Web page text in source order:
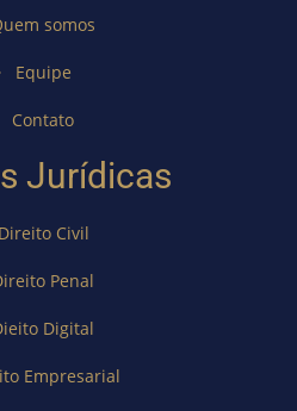
somos
Equipe
Contato
Jurídicas
Direito Civil
Penal
Digital
Empresarial